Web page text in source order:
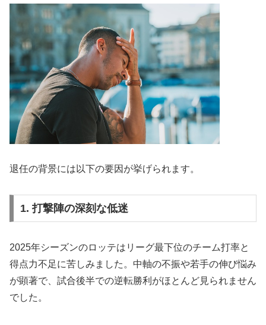
退任の背景には以下の要因が挙げられます。
1. 打撃陣の深刻な低迷
2025年シーズンのロッテはリーグ最下位のチーム打率と
得点力不足に苦しみました。中軸の不振や若手の伸び悩み
が顕著で、試合後半での逆転勝利がほとんど見られません
でした。